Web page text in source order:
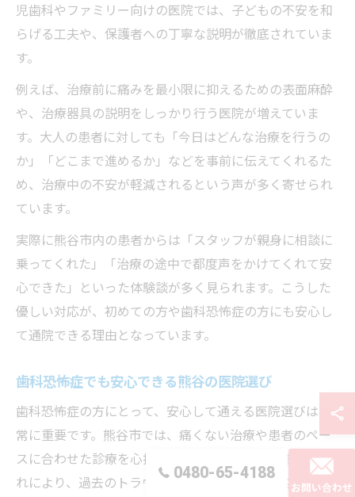
児歯科やファミリー向けの医院では、子どもの不安を和
らげる工夫や、保護者への丁寧な説明が徹底されていま
す。
例えば、治療前に痛みを最小限に抑えるための表面麻酔
や、治療器具の説明をしっかり行う医院が増えていま
す。大人の患者に対しても「今日はどんな治療を行うの
か」「どこまで進めるか」などを事前に伝えてくれるた
め、治療中の不安が軽減されるという声が多く寄せられ
ています。
実際に熊谷市内の患者からは「スタッフが親身に相談に
乗ってくれた」「治療の途中で都度声をかけてくれて安
心できた」といった体験談が多く見られます。こうした
優しい対応が、初めての方や歯科恐怖症の方にも安心し
て通院できる理由となっています。
歯科恐怖症でも安心できる熊谷の医院選び
歯科恐怖症の方にとって、安心して通える医院選びは非
常に重要です。熊谷市では、痛くない治療や患者のペー
スに合わせた診療を心掛ける医院が多く存在します。こ
れにより、過去のトラウマを抱える方でも無理なく治療
0480-65-4188
お問い合わせ